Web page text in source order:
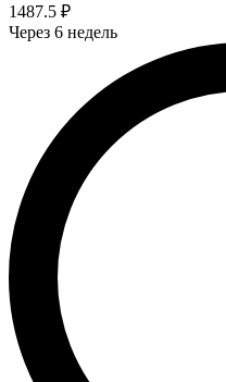
1487.5 ₽
Через 6 недель